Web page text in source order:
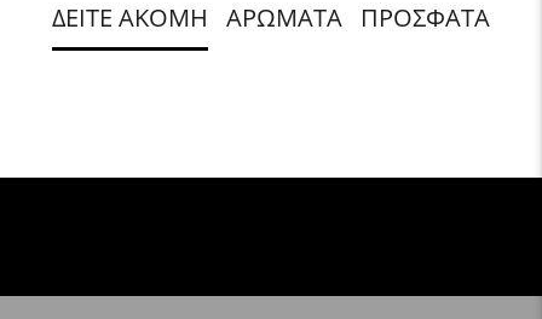
ΔΕΙΤΕ ΑΚΟΜΗ ΑΡΩΜΑΤΑ ΠΡΟΣΦΑΤΑ